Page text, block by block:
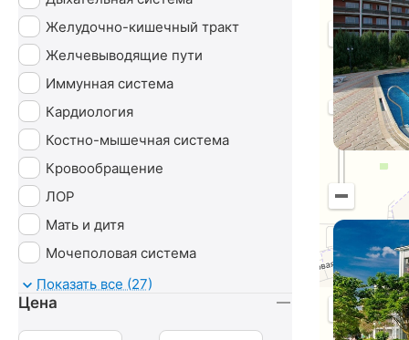
Желудочно-кишечный тракт
Желчевыводящие пути
Иммунная система
Кардиология
Костно-мышечная система
Кровообращение
ЛОР
Мать и дитя
Мочеполовая система
Неврология
Нервная система
Показать все (27)
Цена